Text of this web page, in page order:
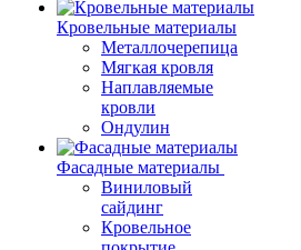
Кровельные материалы
Металлочерепица
Мягкая кровля
Наплавляемые
кровли
Ондулин
Фасадные материалы
Виниловый
сайдинг
Кровельное